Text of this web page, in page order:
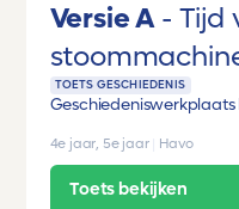
Versie A
Tijd
TOETS GESCHIEDENIS
Geschiedeniswerkplaats
4e jaar, 5e jaar Havo
Toets bekijken